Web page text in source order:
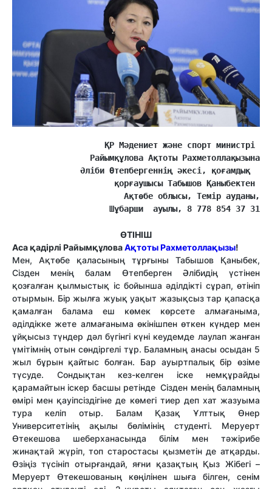
ҚР Мәдениет және спорт министрі
Райымқұлова Ақтоты Рахметоллақызына
Әліби Өтепбергеннің әкесі, қоғамдық
қорғаушысы Табышов Қаныбектен
Ақтөбе облысы, Темір ауданы,
Шұбарши  ауылы, 8 778 854 37 31
ӨТІНІШ
Аса қадірлі РайымқұловаАқтоты Рахметоллақызы!
Мен, Ақтөбе қаласының тұрғыны Табышов Қаныбек,
Сізден менің балам Өтепберген Әлібидің үстінен
қозғалған қылмыстық іс бойынша әділдікті сұрап, өтініп
отырмын. Бір жылға жуық уақыт жазықсыз тар қапасқа
қамалған балама еш көмек көрсете алмағаныма,
әділдікке жете алмағаныма өкінішпен өткен күндер мен
ұйқысыз түндер дәл бүгінгі күні кеудемде лаулап жанған
үмітімнің отын сөндіргелі тұр. Баламның анасы осыдан 5
жыл бұрын қайтыс болған. Бар ауыртпалық бір өзіме
түсуде. Сондықтан кез-келген іске немқұрайды
қарамайтын іскер басшы ретінде Сізден менің баламның
өмірі мен қауіпсіздігіне де көмегі тиер деп хат жазуыма
тура келіп отыр. Балам Қазақ Ұлттық Өнер
Университетінің ақылы бөлімінің студенті. Меруерт
Өтекешова шеберханасында білім мен тәжірибе
жинақтай жүріп, топ старостасы қызметін де атқарды.
Өзіңіз түсініп отырғандай, яғни қазақтың Қыз Жібегі –
Меруерт Өтекешованың көңілінен шыға білген, сенім